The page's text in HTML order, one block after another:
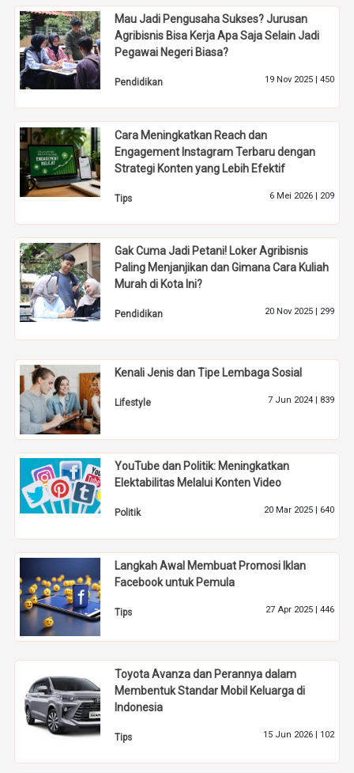
Mau Jadi Pengusaha Sukses? Jurusan
Agribisnis Bisa Kerja Apa Saja Selain Jadi
Pegawai Negeri Biasa?
Pendidikan 19 Nov 2025 | 450
Cara Meningkatkan Reach dan
Engagement Instagram Terbaru dengan
Strategi Konten yang Lebih Efektif
Tips 6 Mei 2026 | 209
Gak Cuma Jadi Petani! Loker Agribisnis
Paling Menjanjikan dan Gimana Cara Kuliah
Murah di Kota Ini?
Pendidikan 20 Nov 2025 | 299
Kenali Jenis dan Tipe Lembaga Sosial
Lifestyle 7 Jun 2024 | 839
YouTube dan Politik: Meningkatkan
Elektabilitas Melalui Konten Video
Politik 20 Mar 2025 | 640
Langkah Awal Membuat Promosi Iklan
Facebook untuk Pemula
Tips 27 Apr 2025 | 446
Toyota Avanza dan Perannya dalam
Membentuk Standar Mobil Keluarga di
Indonesia
Tips 15 Jun 2026 | 102